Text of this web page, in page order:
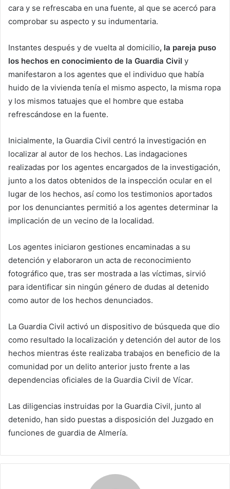
cara y se refrescaba en una fuente, al que se acercó para
comprobar su aspecto y su indumentaria.
Instantes después y de vuelta al domicilio, la pareja puso
los hechos en conocimiento de la Guardia Civil y
manifestaron a los agentes que el individuo que había
huido de la vivienda tenía el mismo aspecto, la misma ropa
y los mismos tatuajes que el hombre que estaba
refrescándose en la fuente.
Inicialmente, la Guardia Civil centró la investigación en
localizar al autor de los hechos. Las indagaciones
realizadas por los agentes encargados de la investigación,
junto a los datos obtenidos de la inspección ocular en el
lugar de los hechos, así como los testimonios aportados
por los denunciantes permitió a los agentes determinar la
implicación de un vecino de la localidad.
Los agentes iniciaron gestiones encaminadas a su
detención y elaboraron un acta de reconocimiento
fotográfico que, tras ser mostrada a las víctimas, sirvió
para identificar sin ningún género de dudas al detenido
como autor de los hechos denunciados.
La Guardia Civil activó un dispositivo de búsqueda que dio
como resultado la localización y detención del autor de los
hechos mientras éste realizaba trabajos en beneficio de la
comunidad por un delito anterior justo frente a las
dependencias oficiales de la Guardia Civil de Vícar.
Las diligencias instruidas por la Guardia Civil, junto al
detenido, han sido puestas a disposición del Juzgado en
funciones de guardia de Almería.